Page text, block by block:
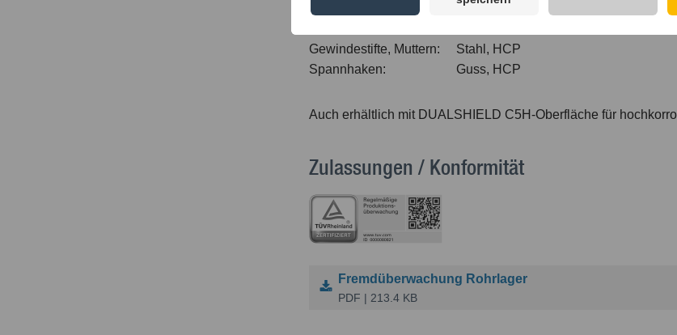
Material:
Gewindestifte, Muttern:
Stahl, HCP
Spannhaken:
Guss, HCP
Auch erhältlich mit DUALSHIELD C5H-Oberfläche für
Zulassungen / Konformität
Fremdüberwachung Rohrlager
PDF | 213.4 KB